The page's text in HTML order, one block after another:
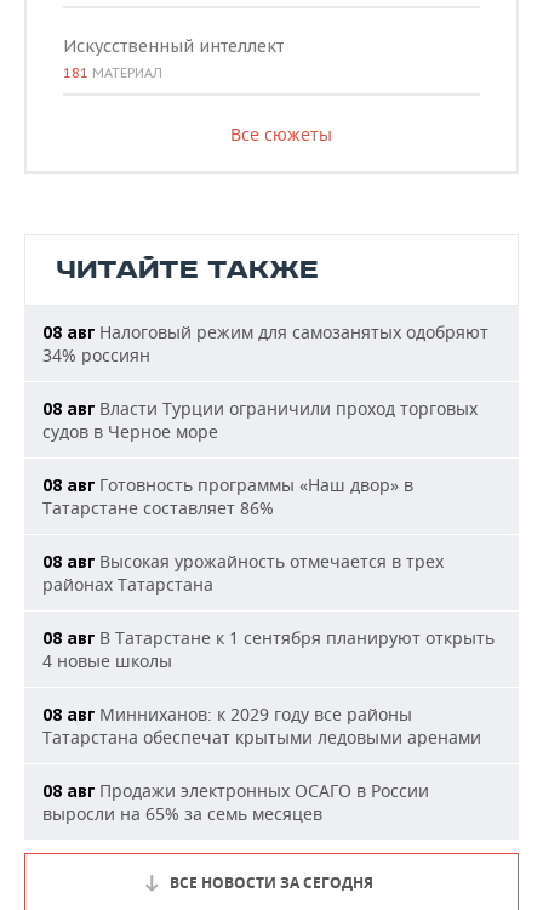
Искусственный интеллект
181 МАТЕРИАЛ
Все сюжеты
ЧИТАЙТЕ ТАКЖЕ
08 авг Налоговый режим для самозанятых одобряют
34% россиян
08 авг Власти Турции ограничили проход торговых
судов в Черное море
08 авг Готовность программы «Наш двор» в
Татарстане составляет 86%
08 авг Высокая урожайность отмечается в трех
районах Татарстана
08 авг В Татарстане к 1 сентября планируют открыть
4 новые школы
08 авг Минниханов: к 2029 году все районы
Татарстана обеспечат крытыми ледовыми аренами
08 авг Продажи электронных ОСАГО в России
выросли на 65% за семь месяцев
ВСЕ НОВОСТИ ЗА СЕГОДНЯ